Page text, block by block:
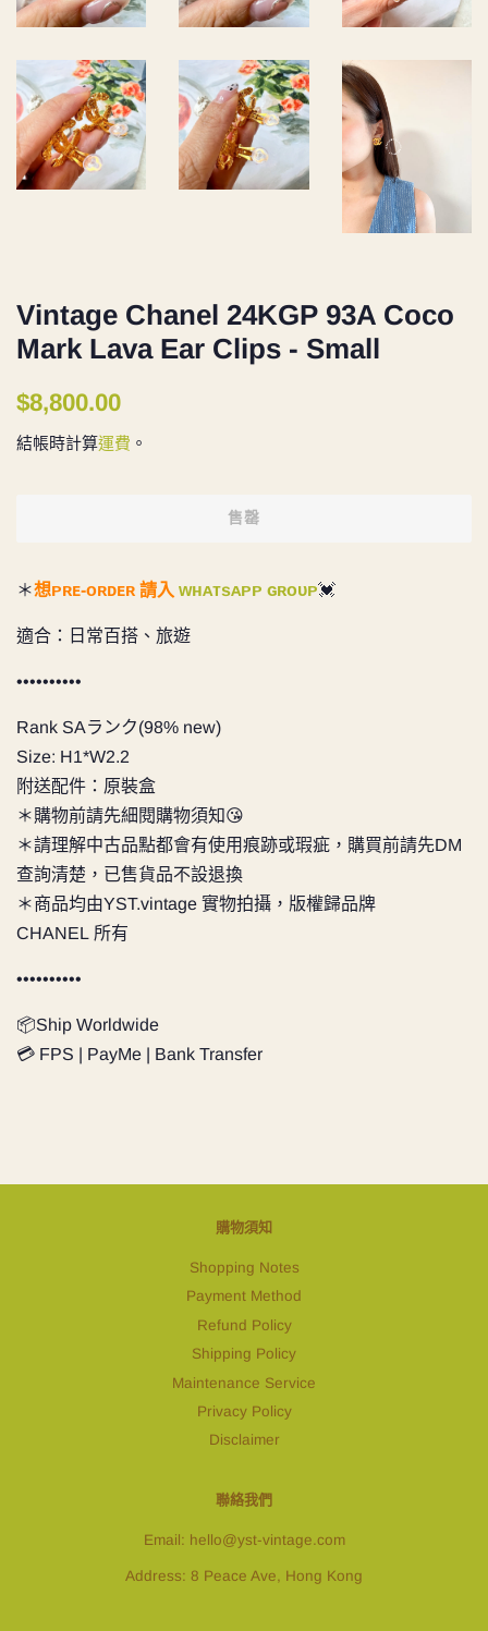
Vintage Chanel 24KGP 93A Coco
Mark Lava Ear Clips - Small
定
$8,800.00
結帳時計算運費 。
售罄
＊想ᴘʀᴇ-ᴏʀᴅᴇʀ 請入 ᴡʜᴀᴛsᴀᴘᴘ ɢʀᴏᴜᴘ💓
適合：日常百搭、旅遊
••••••••••
Rank SAランク(98% new)
Size: H1*W2.2
附送配件：原裝盒
＊購物前請先細閱購物須知😘
＊請理解中古品點都會有使用痕跡或瑕疵，購買前請先DM
查詢清楚，已售貨品不設退換
＊商品均由YST.vintage 實物拍攝，版權歸品牌
CHANEL 所有
••••••••••
📦Ship Worldwide
💳 FPS | PayMe | Bank Transfer
購物須知
Shopping Notes
Payment Method
Refund Policy
Shipping Policy
Maintenance Service
Privacy Policy
Disclaimer
聯絡我們
Email: hello@yst-vintage.com
Address: 8 Peace Ave, Hong Kong